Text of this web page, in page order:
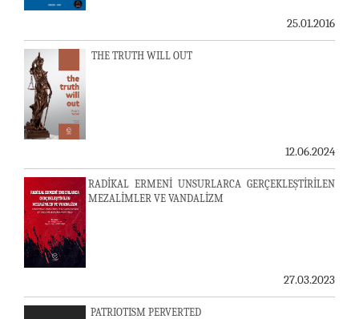
25.01.2016
THE TRUTH WILL OUT
12.06.2024
RADİKAL ERMENİ UNSURLARCA GERÇEKLEŞTİRİLEN
MEZALİMLER VE VANDALİZM
27.03.2023
PATRIOTISM PERVERTED